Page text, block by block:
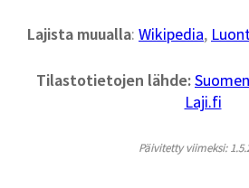
Lajista muualla: Wikipedia,
Tilastotietojen lähde:
Laji.fi
Päivitetty viimeksi: